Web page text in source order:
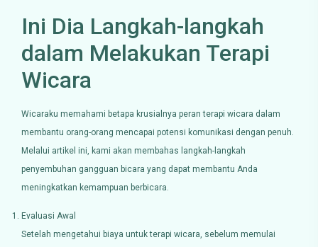
Ini Dia Langkah-langkah
dalam Melakukan Terapi
Wicara
Wicaraku memahami betapa krusialnya peran terapi wicara dalam
membantu orang-orang mencapai potensi komunikasi dengan penuh.
Melalui artikel ini, kami akan membahas langkah-langkah
penyembuhan gangguan bicara yang dapat membantu Anda
meningkatkan kemampuan berbicara.
Evaluasi Awal
Setelah mengetahui biaya untuk terapi wicara, sebelum memulai